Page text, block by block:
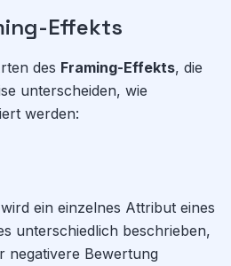
Effekts
des Framing-Effekts, die
unterscheiden, wie
werden:
ein einzelnes Attribut eines
unterschiedlich beschrieben,
negativere Bewertung